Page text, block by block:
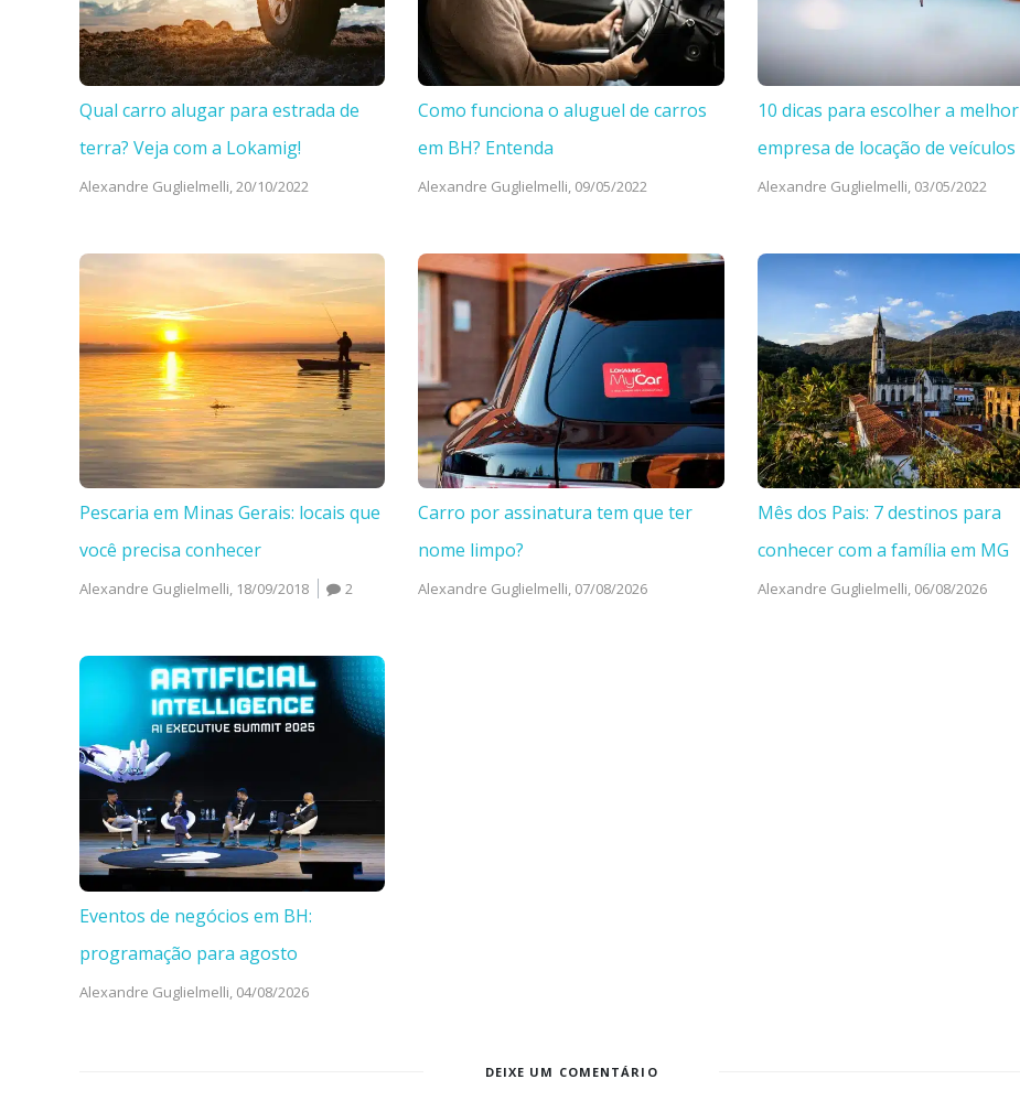
Qual carro alugar para estrada de
terra? Veja com a Lokamig!
Alexandre Guglielmelli,20/10/2022
Como funciona o aluguel de carros
em BH? Entenda
Alexandre Guglielmelli, 09/05/2022
10 dicas para escolher a melhor
empresa de locação de veículos
Alexandre Guglielmelli, 03/05/2022
Pescaria em Minas Gerais: locais que
você precisa conhecer
Alexandre Guglielmelli, 18/09/2018 2
Carro por assinatura tem que ter
nome limpo?
Alexandre Guglielmelli, 07/08/2026
Mês dos Pais: 7 destinos para
conhecer com a família em MG
Alexandre Guglielmelli, 06/08/2026
Eventos de negócios em BH:
programação para agosto
Alexandre Guglielmelli, 04/08/2026
DEIXE UM COMENTÁRIO